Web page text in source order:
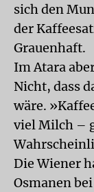
sich den
der
Grauenhaft.
Im Atara
Nicht, dass
wäre.
viel Milch –
Die Wiener
Osmanen